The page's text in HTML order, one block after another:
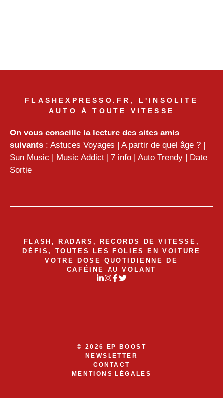
FLASHEXPRESSO.FR, L'INSOLITE
AUTO À TOUTE VITESSE
On vous conseille la lecture des sites amis
suivants : Astuces Voyages | A partir de quel âge ? |
Sun Music | Music Addict | 7 info | Auto Trendy | Date
Sortie
FLASH, RADARS, RECORDS DE VITESSE,
DÉFIS, TOUTES LES FOLIES EN VOITURE
VOTRE DOSE QUOTIDIENNE DE
CAFÉINE AU VOLANT
© 2026 EP BOOST
NEWSLETTER
CONTACT
MENTIONS LÉGALES